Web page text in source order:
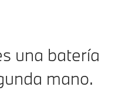
una batería
mano.